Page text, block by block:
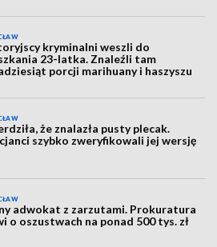
kryminalni weszli do
23-latka. Znaleźli tam
porcji marihuany i haszyszu
że znalazła pusty plecak.
szybko zweryfikowali jej wersję
adwokat z zarzutami. Prokuratura
o oszustwach na ponad 500 tys. zł